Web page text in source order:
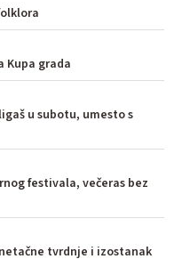
Kupa grada
u subotu, umesto s
festivala, večeras bez
tvrdnje i izostanak